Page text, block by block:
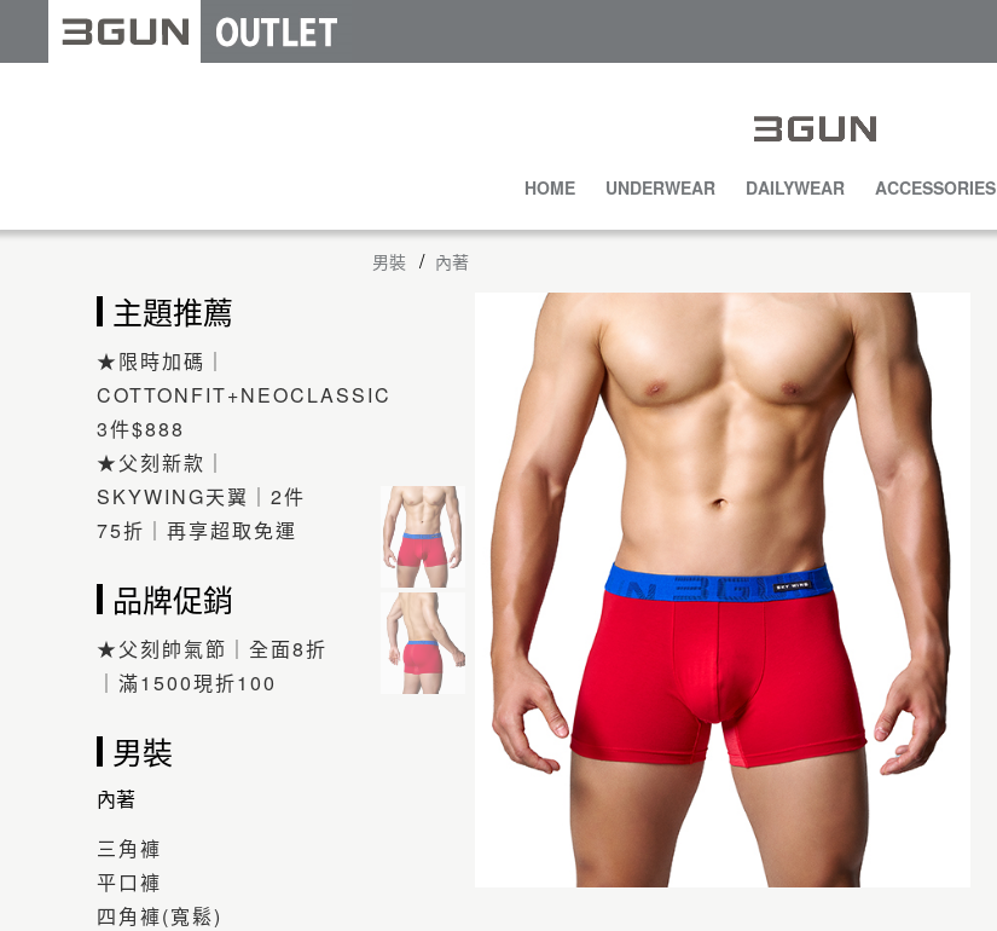
HOME UNDERWEAR DAILYWEAR ACCESSORIES
主題推薦
★限時加碼｜
COTTONFIT+NEOCLASSIC
3件$888
★父刻新款｜
SKYWING天翼｜2件
75折｜再享超取免運
品牌促銷
★父刻帥氣節｜全面8折
｜滿1500現折100
男裝
內著
三角褲
平口褲
四角褲(寬鬆)
男裝 內著